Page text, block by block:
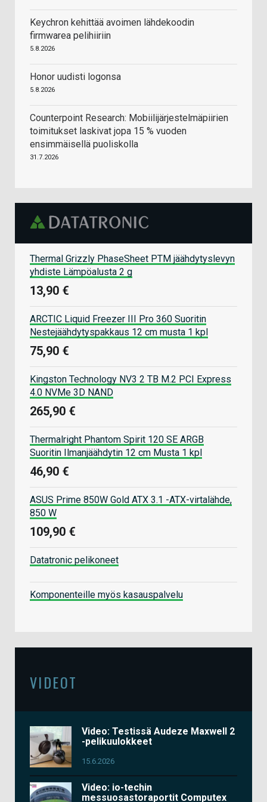
syvemmin seurannut tietää että 5 kk:ssa ei Intelin
kokoinen organisaatio tapa ja uudelleenelvytä tämän
kokoluokan projektia.
Keychron kehittää avoimen lähdekoodin
firmwarea pelihiiriin
5.8.2026
Honor uudisti logonsa
5.8.2026
Counterpoint Research: Mobiilijärjestelmäpiirien
toimitukset laskivat jopa 15 % vuoden
ensimmäisellä puoliskolla
31.7.2026
Thermal Grizzly PhaseSheet PTM jäähdytyslevyn
yhdiste Lämpöalusta 2 g
13,90 €
ARCTIC Liquid Freezer III Pro 360 Suoritin
Nestejäähdytyspakkaus 12 cm musta 1 kpl
75,90 €
Kingston Technology NV3 2 TB M.2 PCI Express
4.0 NVMe 3D NAND
265,90 €
Thermalright Phantom Spirit 120 SE ARGB
Suoritin Ilmanjäähdytin 12 cm Musta 1 kpl
46,90 €
ASUS Prime 850W Gold ATX 3.1 -ATX-virtalähde,
850 W
109,90 €
Datatronic pelikoneet
Komponenteille myös kasauspalvelu
VIDEOT
Video: Testissä Audeze Maxwell 2
-pelikuulokkeet
15.6.2026
Video: io-techin
messuosastoraportit Computex